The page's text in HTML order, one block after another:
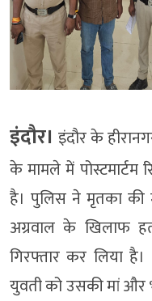
इंदौर। इंदौर के
के मामले में पोस्टमार्टम
है। पुलिस ने मृतका की
अग्रवाल के खिलाफ
गिरफ्तार कर लिया
युवती को उसकी मां